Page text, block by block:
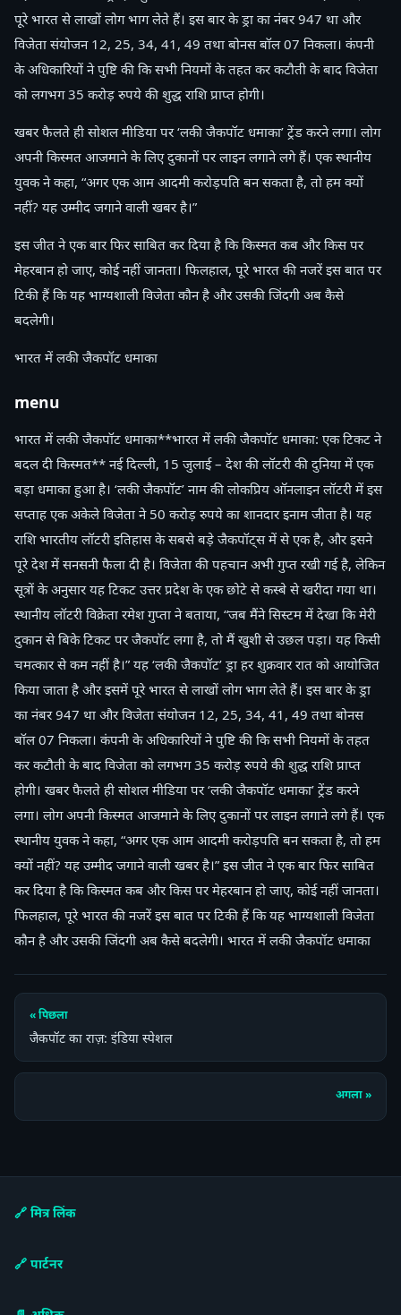
पूरे भारत से लाखों लोग भाग लेते हैं। इस बार के ड्रा का नंबर 947 था और
विजेता संयोजन 12, 25, 34, 41, 49 तथा बोनस बॉल 07 निकला। कंपनी
के अधिकारियों ने पुष्टि की कि सभी नियमों के तहत कर कटौती के बाद विजेता
को लगभग 35 करोड़ रुपये की शुद्ध राशि प्राप्त होगी।
खबर फैलते ही सोशल मीडिया पर ‘लकी जैकपॉट धमाका’ ट्रेंड करने लगा। लोग
अपनी किस्मत आजमाने के लिए दुकानों पर लाइन लगाने लगे हैं। एक स्थानीय
युवक ने कहा, “अगर एक आम आदमी करोड़पति बन सकता है, तो हम क्यों
नहीं? यह उम्मीद जगाने वाली खबर है।”
इस जीत ने एक बार फिर साबित कर दिया है कि किस्मत कब और किस पर
मेहरबान हो जाए, कोई नहीं जानता। फिलहाल, पूरे भारत की नजरें इस बात पर
टिकी हैं कि यह भाग्यशाली विजेता कौन है और उसकी जिंदगी अब कैसे
बदलेगी।
भारत में लकी जैकपॉट धमाका
menu
भारत में लकी जैकपॉट धमाका**भारत में लकी जैकपॉट धमाका: एक टिकट ने
बदल दी किस्मत** नई दिल्ली, 15 जुलाई – देश की लॉटरी की दुनिया में एक
बड़ा धमाका हुआ है। ‘लकी जैकपॉट’ नाम की लोकप्रिय ऑनलाइन लॉटरी में इस
सप्ताह एक अकेले विजेता ने 50 करोड़ रुपये का शानदार इनाम जीता है। यह
राशि भारतीय लॉटरी इतिहास के सबसे बड़े जैकपॉट्स में से एक है, और इसने
पूरे देश में सनसनी फैला दी है। विजेता की पहचान अभी गुप्त रखी गई है, लेकिन
सूत्रों के अनुसार यह टिकट उत्तर प्रदेश के एक छोटे से कस्बे से खरीदा गया था।
स्थानीय लॉटरी विक्रेता रमेश गुप्ता ने बताया, “जब मैंने सिस्टम में देखा कि मेरी
दुकान से बिके टिकट पर जैकपॉट लगा है, तो मैं खुशी से उछल पड़ा। यह किसी
चमत्कार से कम नहीं है।” यह ‘लकी जैकपॉट’ ड्रा हर शुक्रवार रात को आयोजित
किया जाता है और इसमें पूरे भारत से लाखों लोग भाग लेते हैं। इस बार के ड्रा
का नंबर 947 था और विजेता संयोजन 12, 25, 34, 41, 49 तथा बोनस
बॉल 07 निकला। कंपनी के अधिकारियों ने पुष्टि की कि सभी नियमों के तहत
कर कटौती के बाद विजेता को लगभग 35 करोड़ रुपये की शुद्ध राशि प्राप्त
होगी। खबर फैलते ही सोशल मीडिया पर ‘लकी जैकपॉट धमाका’ ट्रेंड करने
लगा। लोग अपनी किस्मत आजमाने के लिए दुकानों पर लाइन लगाने लगे हैं। एक
स्थानीय युवक ने कहा, “अगर एक आम आदमी करोड़पति बन सकता है, तो हम
क्यों नहीं? यह उम्मीद जगाने वाली खबर है।” इस जीत ने एक बार फिर साबित
कर दिया है कि किस्मत कब और किस पर मेहरबान हो जाए, कोई नहीं जानता।
फिलहाल, पूरे भारत की नजरें इस बात पर टिकी हैं कि यह भाग्यशाली विजेता
कौन है और उसकी जिंदगी अब कैसे बदलेगी। भारत में लकी जैकपॉट धमाका
« पिछला
जैकपॉट का राज़: इंडिया स्पेशल
अगला »
🔗 मित्र लिंक
🔗 पार्टनर